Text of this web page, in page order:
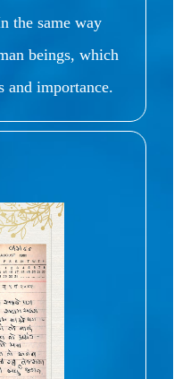
the same way
beings, which
and importance.